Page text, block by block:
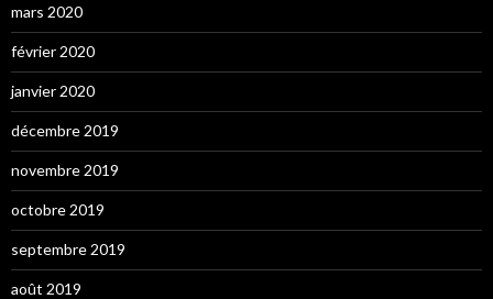
mars 2020
février 2020
janvier 2020
décembre 2019
novembre 2019
octobre 2019
septembre 2019
août 2019